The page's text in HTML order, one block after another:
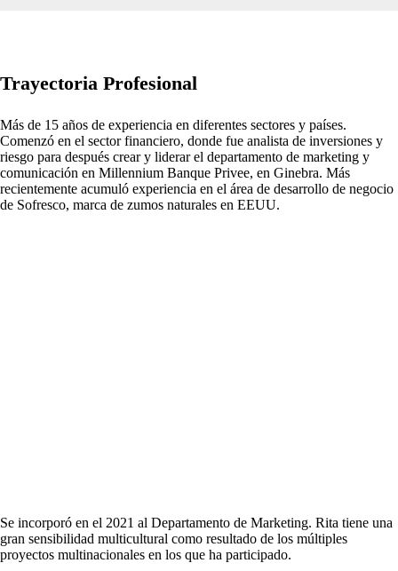
Trayectoria Profesional
Más de 15 años de experiencia en diferentes sectores y países.
Comenzó en el sector financiero, donde fue analista de inversiones y
riesgo para después crear y liderar el departamento de marketing y
comunicación en Millennium Banque Privee, en Ginebra. Más
recientemente acumuló experiencia en el área de desarrollo de negocio
de Sofresco, marca de zumos naturales en EEUU.
Se incorporó en el 2021 al Departamento de Marketing. Rita tiene una
gran sensibilidad multicultural como resultado de los múltiples
proyectos multinacionales en los que ha participado.